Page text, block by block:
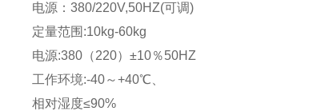
电源：380/220V,50HZ(可调)
定量范围:10kg-60kg
电源:380（220）±10％50HZ
工作环境:-40～+40℃、
相对湿度≤90%